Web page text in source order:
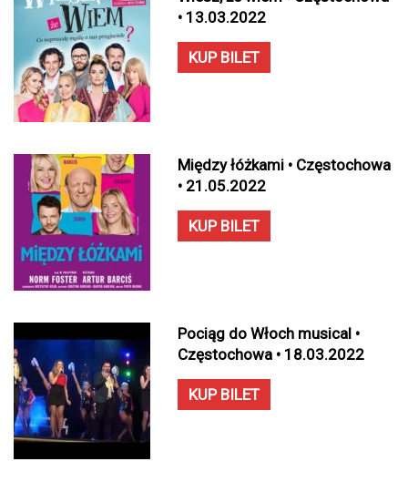
• 13.03.2022
KUP BILET
Między łóżkami • Częstochowa
• 21.05.2022
KUP BILET
Pociąg do Włoch musical •
Częstochowa • 18.03.2022
KUP BILET